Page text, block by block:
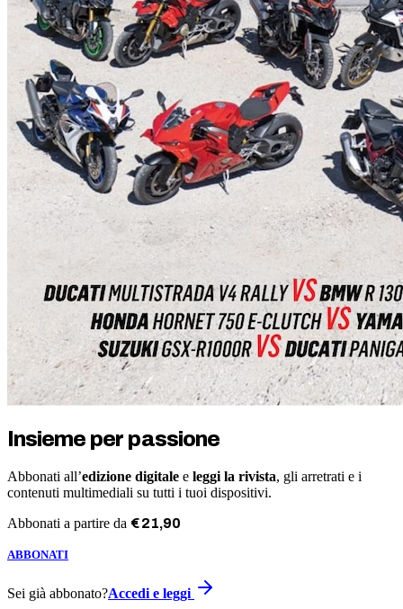
Insieme per passione
Abbonati all’edizione digitale e leggi la rivista, gli arretrati e i
contenuti multimediali su tutti i tuoi dispositivi.
Abbonati a partire da €21,90
ABBONATI
Sei già abbonato?Accedi e leggi